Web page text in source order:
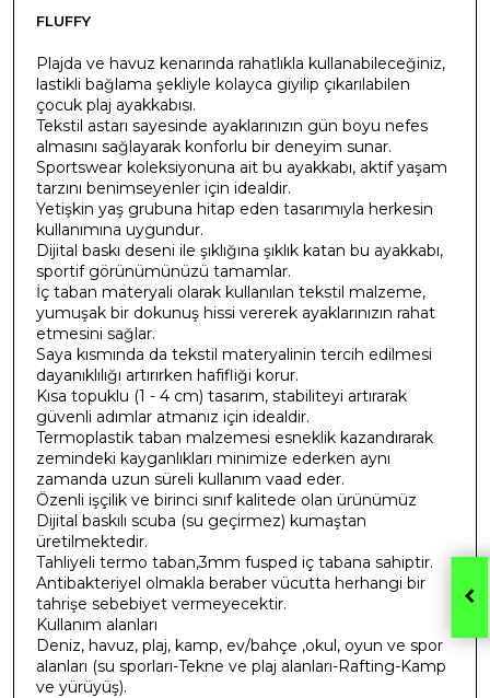
FLUFFY
Plajda ve havuz kenarında rahatlıkla kullanabileceğiniz,
lastikli bağlama şekliyle kolayca giyilip çıkarılabilen
çocuk plaj ayakkabısı.
Tekstil astarı sayesinde ayaklarınızın gün boyu nefes
almasını sağlayarak konforlu bir deneyim sunar.
Sportswear koleksiyonuna ait bu ayakkabı, aktif yaşam
tarzını benimseyenler için idealdir.
Yetişkin yaş grubuna hitap eden tasarımıyla herkesin
kullanımına uygundur.
Dijital baskı deseni ile şıklığına şıklık katan bu ayakkabı,
sportif görünümünüzü tamamlar.
İç taban materyali olarak kullanılan tekstil malzeme,
yumuşak bir dokunuş hissi vererek ayaklarınızın rahat
etmesini sağlar.
Saya kısmında da tekstil materyalinin tercih edilmesi
dayanıklılığı artırırken hafifliği korur.
Kısa topuklu (1 - 4 cm) tasarım, stabiliteyi artırarak
güvenli adımlar atmanız için idealdir.
Termoplastik taban malzemesi esneklik kazandırarak
zemindeki kayganlıkları minimize ederken aynı
zamanda uzun süreli kullanım vaad eder.
Özenli işçilik ve birinci sınıf kalitede olan ürünümüz
Dijital baskılı scuba (su geçirmez) kumaştan
üretilmektedir.
Tahliyeli termo taban,3mm fusped iç tabana sahiptir.
Antibakteriyel olmakla beraber vücutta herhangi bir
tahrişe sebebiyet vermeyecektir.
Kullanım alanları
Deniz, havuz, plaj, kamp, ev/bahçe ,okul, oyun ve spor
alanları (su sporları-Tekne ve plaj alanları-Rafting-Kamp
ve yürüyüş).